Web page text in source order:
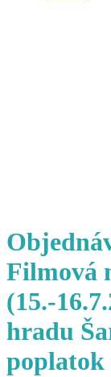
Filmová
(15.-
hradu
poplatok